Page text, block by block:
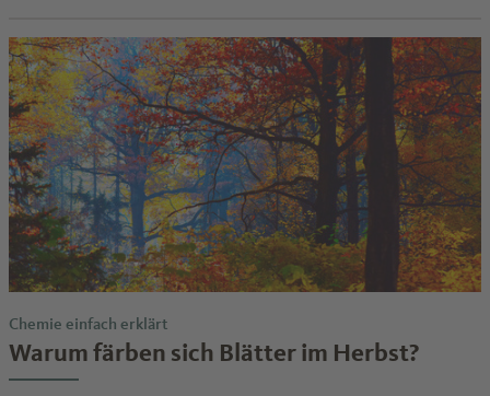
Chemie einfach erklärt
Warum färben sich Blätter im Herbst?